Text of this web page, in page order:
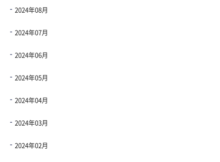
2024年08月
2024年07月
2024年06月
2024年05月
2024年04月
2024年03月
2024年02月